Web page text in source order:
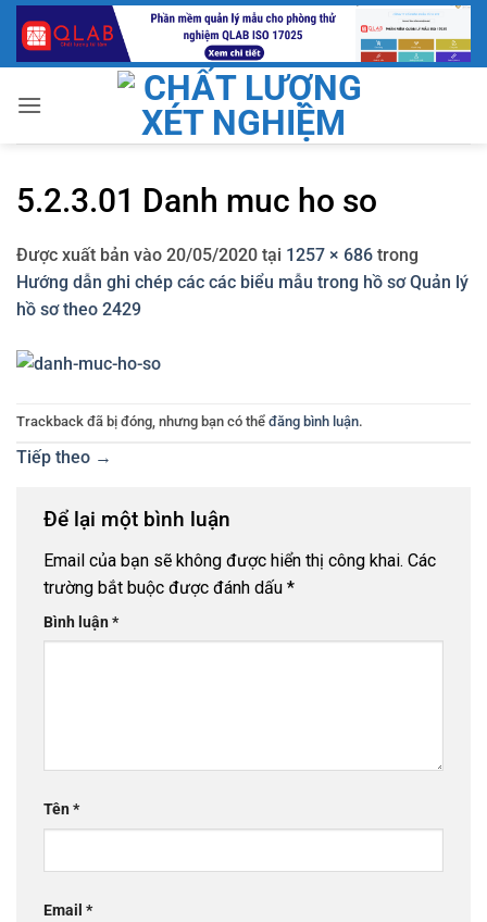
Bỏ
qua
nội
dung
5.2.3.01 Danh muc ho so
Được xuất bản vào 20/05/2020 tại 1257 × 686 trong
Hướng dẫn ghi chép các các biểu mẫu trong hồ sơ Quản lý
hồ sơ theo 2429
Trackback đã bị đóng, nhưng bạn có thể đăng bình luận.
Tiếp theo →
Để lại một bình luận
Email của bạn sẽ không được hiển thị công khai. Các
trường bắt buộc được đánh dấu *
Bình luận*
Tên*
Email *